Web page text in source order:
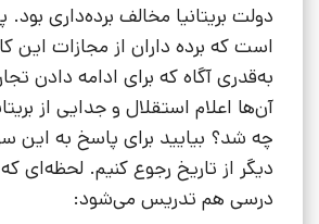
دولت بریتانیا مخالف برده‌داری
است که برده داران از مجازات این
به‌قدری آگاه که برای ادامه دادن
آن‌ها اعلام استقلال و جدایی از
چه شد؟ بیایید برای پاسخ به این
دیگر از تاریخ رجوع کنیم. لحظه‌ای
درسی هم تدریس می‌شود: